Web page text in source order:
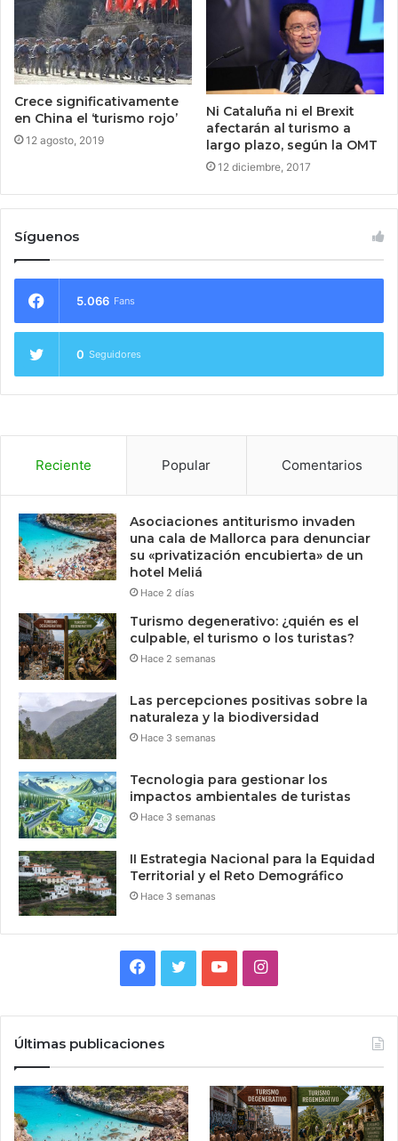
Crece significativamente
en China el ‘turismo rojo’
12 agosto, 2019
Ni Cataluña ni el Brexit
afectarán al turismo a
largo plazo, según la OMT
12 diciembre, 2017
Síguenos
5.066 Fans
0 Seguidores
Reciente Popular Comentarios
Asociaciones antiturismo invaden
una cala de Mallorca para denunciar
su «privatización encubierta» de un
hotel Meliá
Hace 2 días
Turismo degenerativo: ¿quién es el
culpable, el turismo o los turistas?
Hace 2 semanas
Las percepciones positivas sobre la
naturaleza y la biodiversidad
Hace 3 semanas
Tecnologia para gestionar los
impactos ambientales de turistas
Hace 3 semanas
II Estrategia Nacional para la Equidad
Territorial y el Reto Demográfico
Hace 3 semanas
Facebook
TwitterYouTubeInstagram
Últimas publicaciones